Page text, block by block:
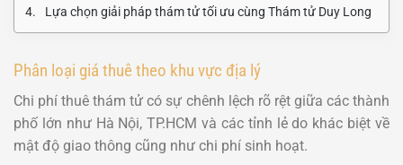
Lựa chọn giải pháp thám tử tối ưu cùng Thám tử Duy Long
Phân loại giá thuê theo khu vực địa lý
Chi phí thuê thám tử có sự chênh lệch rõ rệt giữa các thành
phố lớn như Hà Nội, TP.HCM và các tỉnh lẻ do khác biệt về
mật độ giao thông cũng như chi phí sinh hoạt.